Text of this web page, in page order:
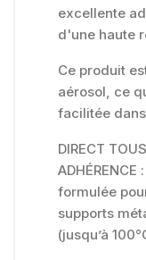
excellente
d'une haute
Ce produit
aérosol, ce
facilitée
DIRECT
formulée
supports
(jusqu’à